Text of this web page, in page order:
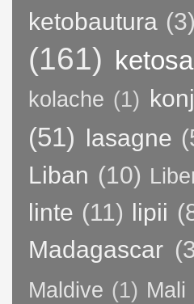
ketobautura (3)
(161)
kolache (1)
(51) lasagne
Liban (10)
linte (11) lipii
Madagascar
Maldive (1) Mali